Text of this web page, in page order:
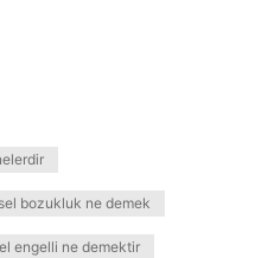
bozukluk ne demek
engelli ne demektir